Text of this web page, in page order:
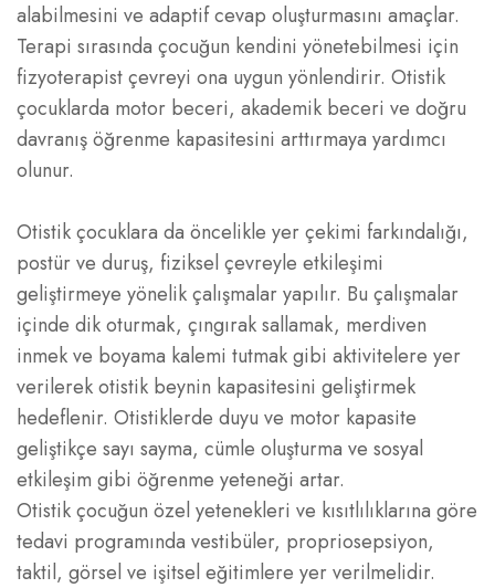
alabilmesini ve adaptif cevap oluşturmasını amaçlar.
Terapi sırasında çocuğun kendini yönetebilmesi için
fizyoterapist çevreyi ona uygun yönlendirir. Otistik
çocuklarda motor beceri, akademik beceri ve doğru
davranış öğrenme kapasitesini arttırmaya yardımcı
olunur.
Otistik çocuklara da öncelikle yer çekimi farkındalığı,
postür ve duruş, fiziksel çevreyle etkileşimi
geliştirmeye yönelik çalışmalar yapılır. Bu çalışmalar
içinde dik oturmak, çıngırak sallamak, merdiven
inmek ve boyama kalemi tutmak gibi aktivitelere yer
verilerek otistik beynin kapasitesini geliştirmek
hedeflenir. Otistiklerde duyu ve motor kapasite
geliştikçe sayı sayma, cümle oluşturma ve sosyal
etkileşim gibi öğrenme yeteneği artar.
Otistik çocuğun özel yetenekleri ve kısıtlılıklarına göre
tedavi programında vestibüler, propriosepsiyon,
taktil, görsel ve işitsel eğitimlere yer verilmelidir.